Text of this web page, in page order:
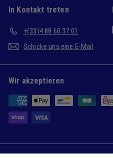
In Kontakt treten
+(33)4 88 60 37 01
Schicke uns eine E-Mail
Wir akzeptieren